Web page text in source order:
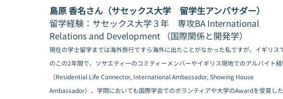
島原 香名さん（サセックス大学　留学生アンバサダー）
留学経験：サセックス大学３年　専攻BA International
Relations and Development （国際関係と開発学）
現在の学士留学までは海外旅行ですら海外に出たことがなかった私ですが、イギリス
のこの2年間で、ソサエティーのコミティーメンバーやイギリス現地でのアルバイト
（Residential Life Connector, International Ambassador, Showing House
Ambassador）、学問においても国際学会でのボランティアや大学のAwardを受賞し